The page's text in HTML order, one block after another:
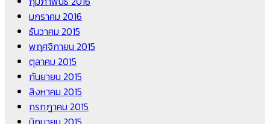
มกราคม 2016
ธันวาคม 2015
พฤศจิกายน 2015
ตุลาคม 2015
กันยายน 2015
สิงหาคม 2015
กรกฎาคม 2015